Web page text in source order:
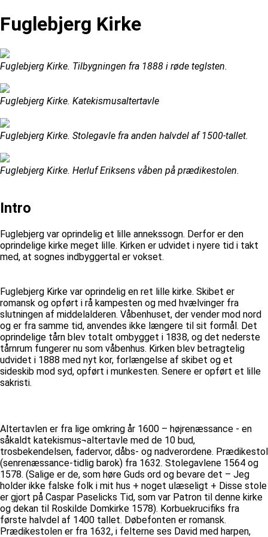
Fuglebjerg Kirke
Fuglebjerg Kirke. Tilbygningen fra 1888 i røde teglsten.
Fuglebjerg Kirke. Katekismusaltertavle
Fuglebjerg Kirke. Stolegavle fra anden halvdel af 1500-tallet.
Fuglebjerg Kirke. Herluf Eriksens våben på prædikestolen.
Intro
Fuglebjerg var oprindelig et lille annekssogn. Derfor er den
oprindelige kirke meget lille. Kirken er udvidet i nyere tid i takt
med, at sognes indbyggertal er vokset.
Fuglebjerg Kirke var oprindelig en ret lille kirke. Skibet er
romansk og opført i rå kampesten og med hvælvinger fra
slutningen af middelalderen. Våbenhuset, der vender mod nord
og er fra samme tid, anvendes ikke længere til sit formål. Det
oprindelige tårn blev totalt ombygget i 1838, og det nederste
tårnrum fungerer nu som våbenhus. Kirken blev betragtelig
udvidet i 1888 med nyt kor, forlængelse af skibet og et
sideskib mod syd, opført i munkesten. Senere er opført et lille
sakristi.
Altertavlen er fra lige omkring år 1600 – højrenæssance - en
såkaldt katekismus¬altertavle med de 10 bud,
trosbekendelsen, fadervor, dåbs- og nadverordene. Prædikestol
(senrenæssance-tidlig barok) fra 1632. Stolegavlene 1564 og
1578. (Salige er de, som høre Guds ord og bevare det – Jeg
holder ikke falske folk i mit hus + noget ulæseligt + Disse stole
er gjort på Caspar Paselicks Tid, som var Patron til denne kirke
og dekan til Roskilde Domkirke 1578). Korbuekrucifiks fra
første halvdel af 1400 tallet. Døbefonten er romansk.
Prædikestolen er fra 1632, i felterne ses David med harpen,